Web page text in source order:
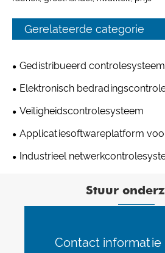
Gerelateerde categorie
Gedistribueerd controlesysteem
Elektronisch
Veiligheidscontrolesysteem
Applicatiesoftwareplatform
Industrieel
Stuur
Contact informatie